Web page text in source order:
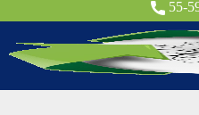
55-